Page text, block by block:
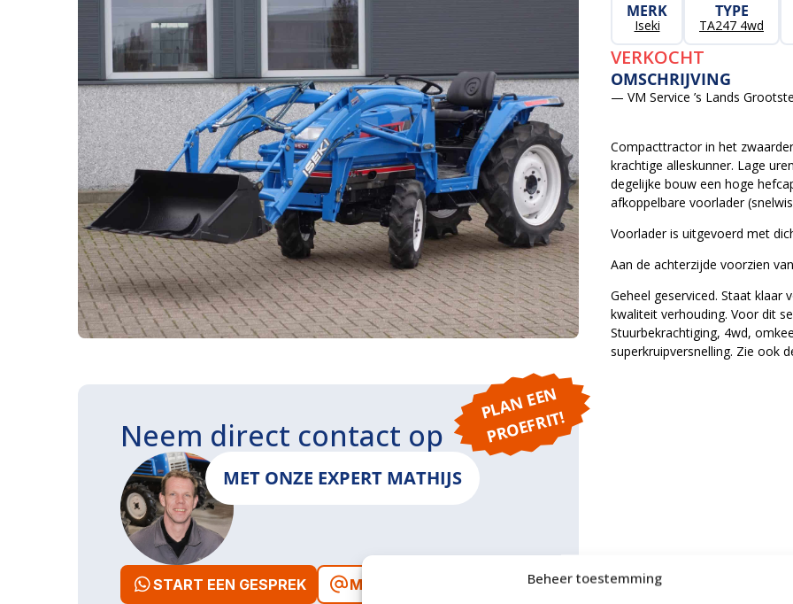
Beheer toestemming
MERK
Iseki
TYPE
TA247 4wd
VERKOCHT
OMSCHRIJVING
— VM Service ’s Lands
Compacttractor in het
krachtige alleskunner. Lage
degelijke bouw een hoge
afkoppelbare voorlader
Voorlader is uitgevoerd met
Aan de achterzijde voorzien
Geheel geserviced. Staat
kwaliteit verhouding. Voor dit
Stuurbekrachtiging, 4wd,
superkruipversnelling. Zie ook
P
L
A
N
E
E
N
P
R
O
E
F
RI
T!
Neem direct contact op
MET ONZE EXPERT MATHIJS
START EEN GESPREK MAIL ONS